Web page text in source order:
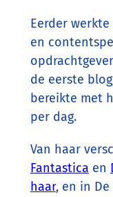
Eerder
en
de eerste
bereikte met
per dag.
Van haar
Fantastica en
haar, en in